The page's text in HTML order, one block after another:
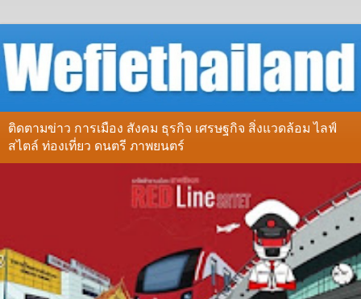
ติดตามข่าว การเมือง สังคม ธุรกิจ เศรษฐกิจ สิ่งแวดล้อม ไลฟ์
สไตล์ ท่องเที่ยว ดนตรี ภาพยนตร์